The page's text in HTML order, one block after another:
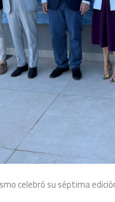
celebró su séptima